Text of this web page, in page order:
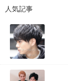
人気記事